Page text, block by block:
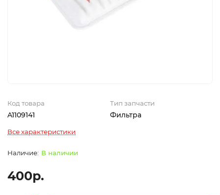
Код товара
A1109141
Тип запчасти
Фильтра
Все характеристики
В наличии
400р.